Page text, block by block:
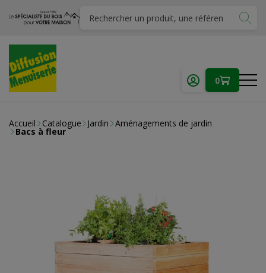
0
Accueil Catalogue Jardin Aménagements de jardin
Bacs à fleur